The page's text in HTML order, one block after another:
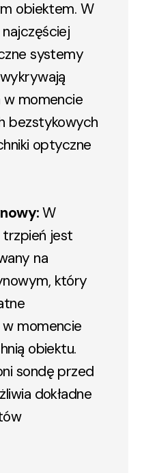
obiektem. W
systemy
momencie
bezstykowych
optyczne
W
jest
na
który
momencie
obiektu.
sondę przed
dokładne